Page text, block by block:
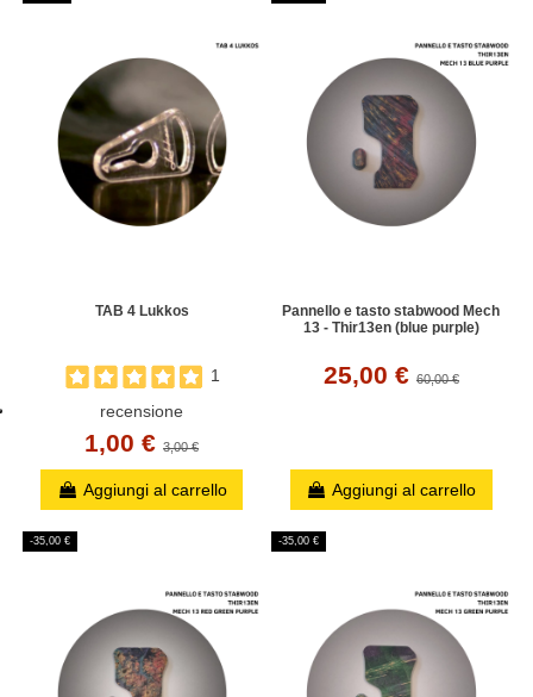
TAB 4 Lukkos
1
recensione
1,00 €3,00 €
Aggiungi al carrello
Pannello e tasto stabwood Mech
13 - Thir13en (blue purple)
25,00 € 60,00 €
Aggiungi al carrello
-35,00 € -35,00 €